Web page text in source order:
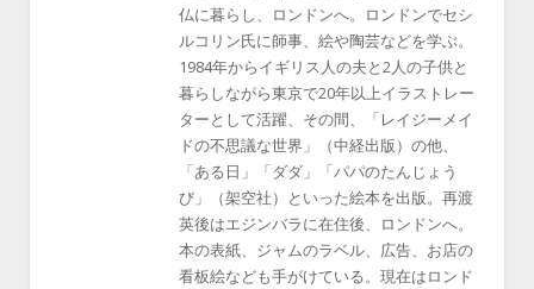
仏に暮らし、ロンドンへ。ロンドンでセシ
ルコリン氏に師事、絵や陶芸などを学ぶ。
1984年からイギリス人の夫と2人の子供と
暮らしながら東京で20年以上イラストレー
ターとして活躍、その間、「レイジーメイ
ドの不思議な世界」（中経出版）の他、
「ある日」「ダダ」「パパのたんじょう
び」（架空社）といった絵本を出版。再渡
英後はエジンバラに在住後、ロンドンへ。
本の表紙、ジャムのラベル、広告、お店の
看板絵なども手がけている。現在はロンド